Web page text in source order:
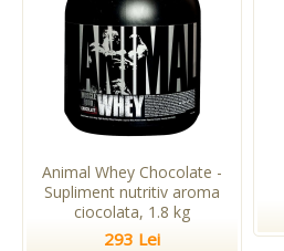
Animal Whey Chocolate -
Supliment nutritiv aroma
ciocolata, 1.8 kg
293 Lei